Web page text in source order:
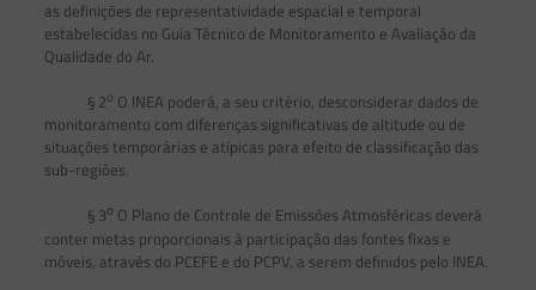
as definições de representatividade espacial e temporal
estabelecidas no Guia Técnico de Monitoramento e Avaliação da
Qualidade do Ar.
§ 2o O INEA poderá, a seu critério, desconsiderar dados de
monitoramento com diferenças significativas de altitude ou de
situações temporárias e atípicas para efeito de classificação das
sub-regiões.
§ 3o O Plano de Controle de Emissões Atmosféricas deverá
conter metas proporcionais à participação das fontes fixas e
móveis, através do PCEFE e do PCPV, a serem definidos pelo INEA.